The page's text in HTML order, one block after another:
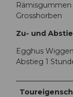
Grosshorben
Zu- und
Egghus
Abstieg 1